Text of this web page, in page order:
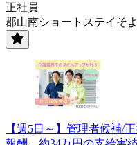
正社員
郡山南ショートステイそ
【週5日～】管理者候補/